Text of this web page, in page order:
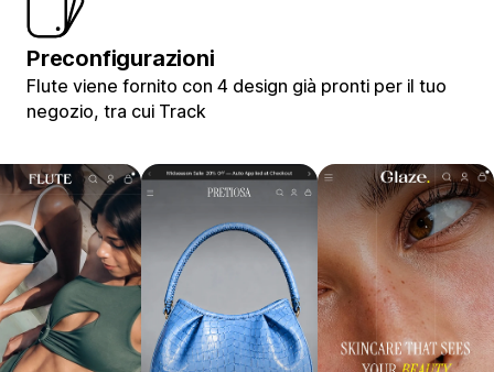
Preconfigurazioni
Flute viene fornito con 4 design già pronti per il tuo
negozio, tra cui Track